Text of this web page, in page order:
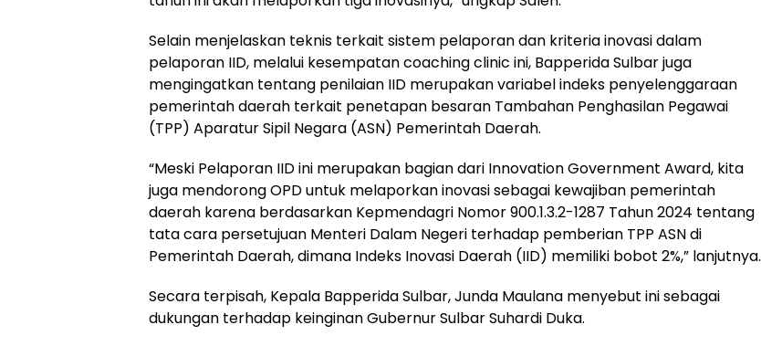
Selain menjelaskan teknis terkait sistem pelaporan dan kriteria inovasi dalam
pelaporan IID, melalui kesempatan coaching clinic ini, Bapperida Sulbar juga
mengingatkan tentang penilaian IID merupakan variabel indeks penyelenggaraan
pemerintah daerah terkait penetapan besaran Tambahan Penghasilan Pegawai
(TPP) Aparatur Sipil Negara (ASN) Pemerintah Daerah.
“Meski Pelaporan IID ini merupakan bagian dari Innovation Government Award, kita
juga mendorong OPD untuk melaporkan inovasi sebagai kewajiban pemerintah
daerah karena berdasarkan Kepmendagri Nomor 900.1.3.2-1287 Tahun 2024 tentang
tata cara persetujuan Menteri Dalam Negeri terhadap pemberian TPP ASN di
Pemerintah Daerah, dimana Indeks Inovasi Daerah (IID) memiliki bobot 2%,” lanjutnya.
Secara terpisah, Kepala Bapperida Sulbar, Junda Maulana menyebut ini sebagai
dukungan terhadap keinginan Gubernur Sulbar Suhardi Duka.